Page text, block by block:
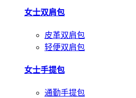
女士双肩包
皮革双肩包
轻便双肩包
女士手提包
通勤手提包